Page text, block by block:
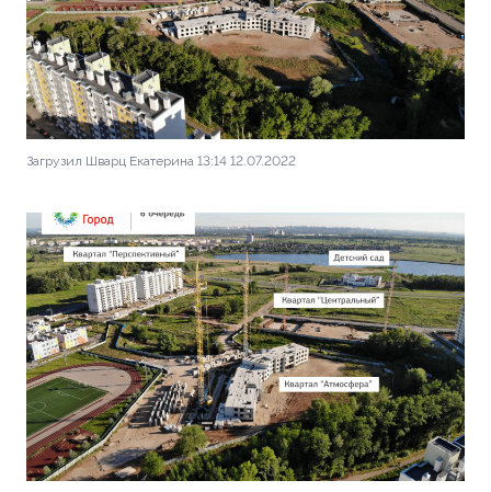
Загрузил Шварц Екатерина 13:14 12.07.2022